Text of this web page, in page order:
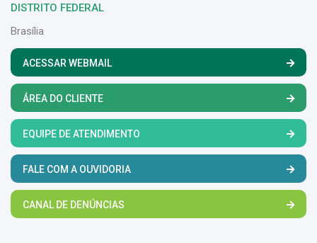
DISTRITO FEDERAL
Brasília
ACESSAR WEBMAIL
ÁREA DO CLIENTE
EQUIPE DE ATENDIMENTO
FALE COM A OUVIDORIA
CANAL DE DENÚNCIAS